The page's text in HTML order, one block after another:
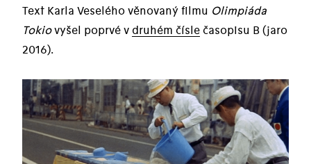
Text Karla Veselého věnovaný filmu Olimpiáda
Tokiovyšel poprvé v druhém čísle časopisu B (jaro
2016).